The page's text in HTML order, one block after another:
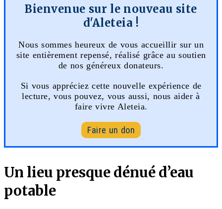
Bienvenue sur le nouveau site
d'Aleteia !
Nous sommes heureux de vous accueillir sur un
site entièrement repensé, réalisé grâce au soutien
de nos généreux donateurs.
Si vous appréciez cette nouvelle expérience de
lecture, vous pouvez, vous aussi, nous aider à
faire vivre Aleteia.
Faire un don
Un lieu presque dénué d’eau
potable